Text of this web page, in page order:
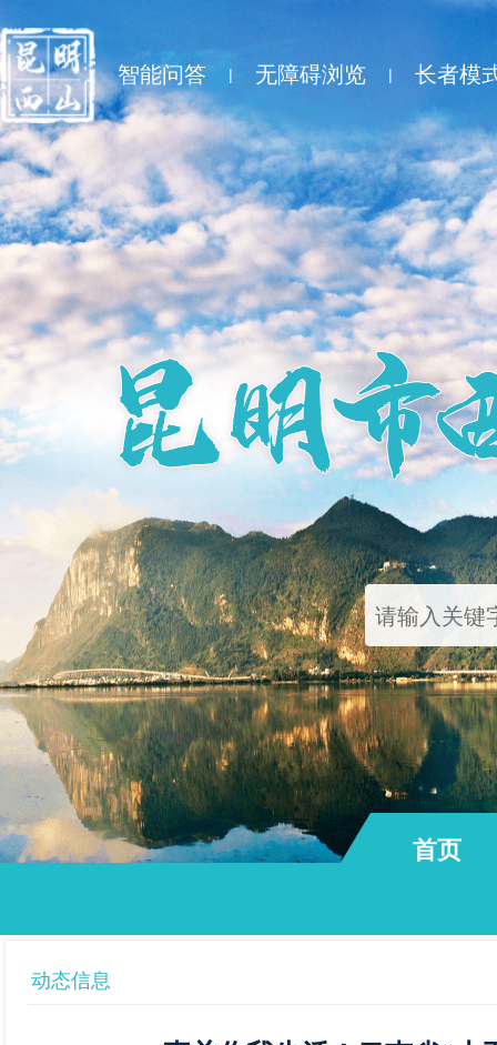
智能问答 | 无障碍浏览 | 长者模
首页
动态信息